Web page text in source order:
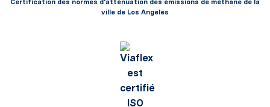
Certification des normes d'atténuation des émissions de méthane de la
ville de Los Angeles